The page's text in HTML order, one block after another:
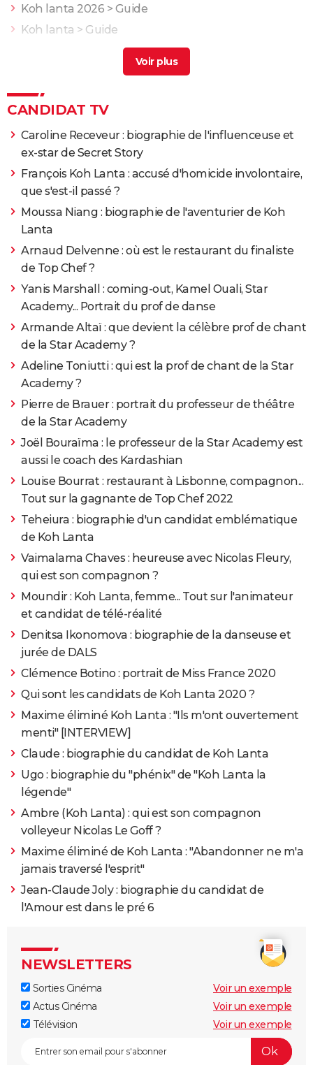
Koh lanta 2026 > Guide
Koh lanta > Guide
Bertrand kamal koh lanta> Guide
Clémence éliminée de Koh Lanta : "J'aurais aimé
expliquer à Coumba" [INTERVIEW]
CANDIDAT TV
Caroline Receveur : biographie de l'influenceuse et
ex-star de Secret Story
François Koh Lanta : accusé d'homicide involontaire,
que s'est-il passé ?
Moussa Niang : biographie de l'aventurier de Koh
Lanta
Arnaud Delvenne : où est le restaurant du finaliste
de Top Chef ?
Yanis Marshall : coming-out, Kamel Ouali, Star
Academy... Portrait du prof de danse
Armande Altaï : que devient la célèbre prof de chant
de la Star Academy ?
Adeline Toniutti : qui est la prof de chant de la Star
Academy ?
Pierre de Brauer : portrait du professeur de théâtre
de la Star Academy
Joël Bouraïma : le professeur de la Star Academy est
aussi le coach des Kardashian
Louise Bourrat : restaurant à Lisbonne, compagnon...
Tout sur la gagnante de Top Chef 2022
Teheiura : biographie d'un candidat emblématique
de Koh Lanta
Vaimalama Chaves : heureuse avec Nicolas Fleury,
qui est son compagnon ?
Moundir : Koh Lanta, femme... Tout sur l'animateur
et candidat de télé-réalité
Denitsa Ikono­mova : biographie de la danseuse et
jurée de DALS
Clémence Botino : portrait de Miss France 2020
Qui sont les candidats de Koh Lanta 2020 ?
Maxime éliminé Koh Lanta : "Ils m'ont ouvertement
menti" [INTERVIEW]
Claude : biographie du candidat de Koh Lanta
Ugo : biographie du "phénix" de "Koh Lanta la
légende"
Ambre (Koh Lanta) : qui est son compagnon
volleyeur Nicolas Le Goff ?
Maxime éliminé de Koh Lanta : "Abandonner ne m'a
jamais traversé l'esprit"
Jean-Claude Joly : biographie du candidat de
l'Amour est dans le pré 6
NEWSLETTERS
Sorties Cinéma
Voir un exemple
Actus Cinéma
Voir un exemple
Télévision
Voir un exemple